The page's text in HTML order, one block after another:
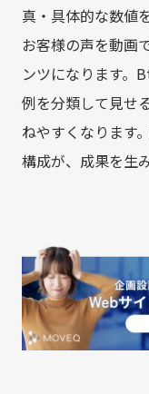
真・具体的な数値
お客様の声を動画
ンツになります。
例を分類して見せ
ねやすくなります
構成が、成果を生